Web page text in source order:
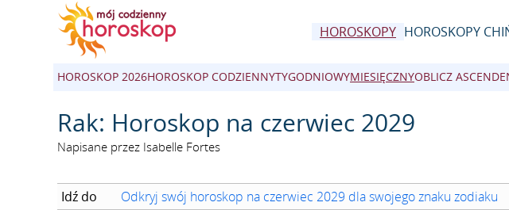
HOROSKOPY HOROSKOPY
HOROSKOP 2026HOROSKOP CODZIENNYTYGODNIOWYMIESIĘCZNYOBLICZ
Rak: Horoskop na czerwiec 2029
Napisane przez Isabelle Fortes
Idź do Odkryj swój horoskop na czerwiec 2029 dla swojego znaku zodiaku